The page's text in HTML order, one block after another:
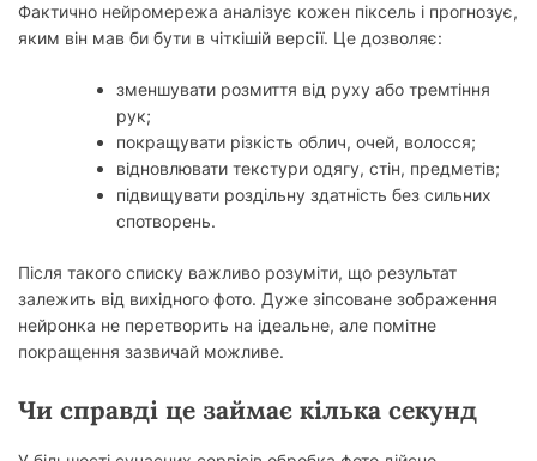
Фактично нейромережа аналізує кожен піксель і прогнозує,
яким він мав би бути в чіткішій версії. Це дозволяє:
зменшувати розмиття від руху або тремтіння
рук;
покращувати різкість облич, очей, волосся;
відновлювати текстури одягу, стін, предметів;
підвищувати роздільну здатність без сильних
спотворень.
Після такого списку важливо розуміти, що результат
залежить від вихідного фото. Дуже зіпсоване зображення
нейронка не перетворить на ідеальне, але помітне
покращення зазвичай можливе.
Чи справді це займає кілька секунд